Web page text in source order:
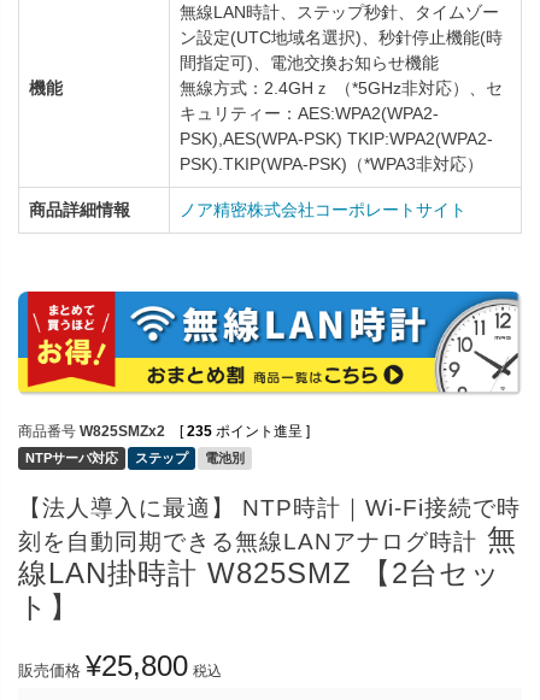
機能
無線LAN時計、ステップ秒針、タイムゾー
ン設定(UTC地域名選択)、秒針停止機能(時
間指定可)、電池交換お知らせ機能
無線方式：2.4GHｚ （*5GHz非対応）、セ
キュリティー：AES:WPA2(WPA2-
PSK),AES(WPA-PSK) TKIP:WPA2(WPA2-
PSK).TKIP(WPA-PSK)（*WPA3非対応）
商品詳細情報 ノア精密株式会社コーポレートサイト
商品番号 W825SMZx2 [ 235 ポイント進呈 ]
NTPサーバ対応 ステップ 電池別
【法人導入に最適】 NTP時計｜Wi-Fi接続で時
刻を自動同期できる無線LANアナログ時計 無
線LAN掛時計 W825SMZ 【2台セッ
ト】
販売価格 ¥25,800 税込